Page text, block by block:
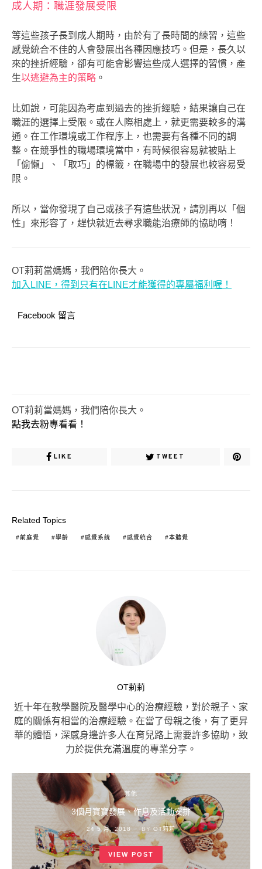
成人期：職涯發展受限
等這些孩子長到成人期時，由於有了長時間的練習，這些
感覺統合不佳的人會發展出各種因應技巧。但是，長久以
來的挫折經驗，卻有可能會影響這些成人選擇的習慣，產
生以逃避為主的策略 。
比如說，可能因為考慮到過去的挫折經驗，結果讓自己在
職涯的選擇上受限。或在人際相處上，就更需要較多的溝
通。在工作環境或工作程序上，也需要有各種不同的調
整。在競爭性的職場環境當中，有時候很容易就被貼上
「偷懶」、「取巧」的標籤，在職場中的發展也較容易受
限。
所以，當你發現了自己或孩子有這些狀況，請別再以「個
性」來形容了，趕快就近去尋求職能治療師的協助唷！
OT莉莉當媽媽，我們陪你長大。
加入LINE，得到只有在LINE才能獲得的專屬福利喔！
Facebook 留言
OT莉莉當媽媽，我們陪你長大。
點我去粉專看看！
LIKE TWEET
Related Topics
前庭覺 學齡 感覺系統 感覺統合 本體覺
OT莉莉
近十年在教學醫院及醫學中心的治療經驗，對於親子、家
庭的關係有相當的治療經驗。在當了母親之後，有了更昇
華的體悟，深感身邊許多人在育兒路上需要許多協助，致
力於提供充滿溫度的專業分享。
其他
3個月寶寶發展、作息及活動安排
POSTED
ON
24 5 月, 2018 BY OT莉莉
VIEW POST